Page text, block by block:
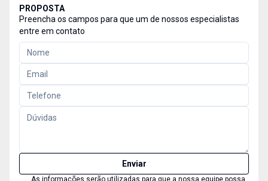
PROPOSTA
Preencha os campos para que um de nossos especialistas
entre em contato
Enviar
As informações serão utilizadas para que a nossa equipe possa